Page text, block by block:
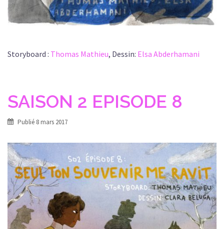
Storyboard : Thomas Mathieu, Dessin: Elsa Abderhamani
SAISON 2 EPISODE 8
Publié 8 mars 2017